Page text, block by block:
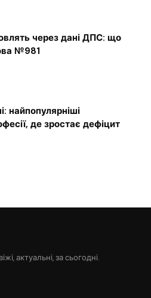
через дані ДПС: що
№981
найпопулярніші
де зростає дефіцит
актуальні, за сьогодні.